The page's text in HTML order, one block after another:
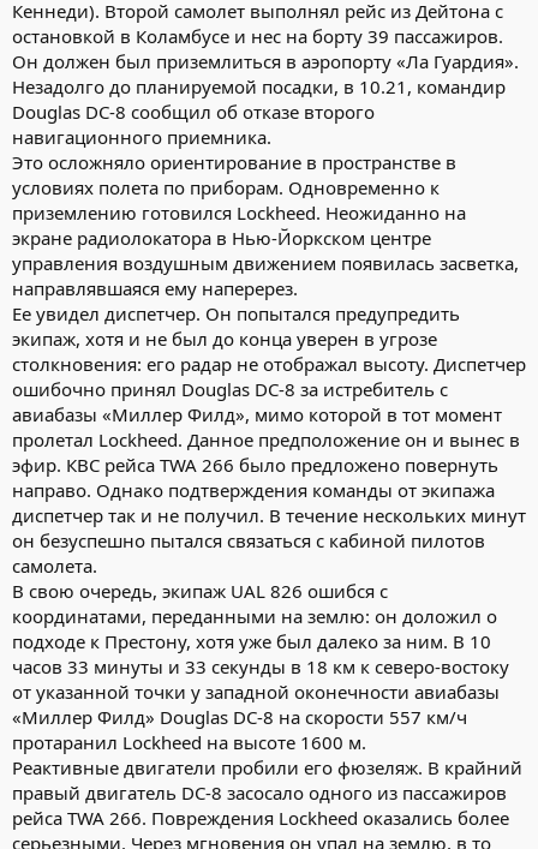
Кеннеди). Второй самолет выполнял рейс из Дейтона с
остановкой в Коламбусе и нес на борту 39 пассажиров.
Он должен был приземлиться в аэропорту «Ла Гуардия».
Незадолго до планируемой посадки, в 10.21, командир
Douglas DC-8 сообщил об отказе второго
навигационного приемника.
Это осложняло ориентирование в пространстве в
условиях полета по приборам. Одновременно к
приземлению готовился Lockheed. Неожиданно на
экране радиолокатора в Нью-Йоркском центре
управления воздушным движением появилась засветка,
направлявшаяся ему наперерез.
Ее увидел диспетчер. Он попытался предупредить
экипаж, хотя и не был до конца уверен в угрозе
столкновения: его радар не отображал высоту. Диспетчер
ошибочно принял Douglas DC-8 за истребитель с
авиабазы «Миллер Филд», мимо которой в тот момент
пролетал Lockheed. Данное предположение он и вынес в
эфир. КВС рейса TWA 266 было предложено повернуть
направо. Однако подтверждения команды от экипажа
диспетчер так и не получил. В течение нескольких минут
он безуспешно пытался связаться с кабиной пилотов
самолета.
В свою очередь, экипаж UAL 826 ошибся с
координатами, переданными на землю: он доложил о
подходе к Престону, хотя уже был далеко за ним. В 10
часов 33 минуты и 33 секунды в 18 км к северо-востоку
от указанной точки у западной оконечности авиабазы
«Миллер Филд» Douglas DC-8 на скорости 557 км/ч
протаранил Lockheed на высоте 1600 м.
Реактивные двигатели пробили его фюзеляж. В крайний
правый двигатель DC-8 засосало одного из пассажиров
рейса TWA 266. Повреждения Lockheed оказались более
серьезными. Через мгновения он упал на землю, в то